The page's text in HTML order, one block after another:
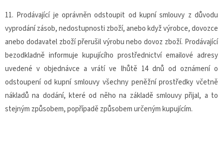
11. Prodávající je oprávněn odstoupit od kupní smlouvy z důvodu
vyprodání zásob, nedostupnosti zboží, anebo když výrobce, dovozce
anebo dodavatel zboží přerušil výrobu nebo dovoz zboží. Prodávající
bezodkladně informuje kupujícího prostřednictví emailové adresy
uvedené v objednávce a vrátí ve lhůtě 14 dnů od oznámení o
odstoupení od kupní smlouvy všechny peněžní prostředky včetně
nákladů na dodání, které od něho na základě smlouvy přijal, a to
stejným způsobem, popřípadě způsobem určeným kupujícím.